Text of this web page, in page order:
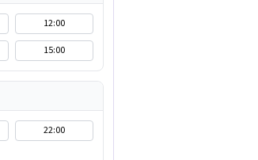
12:00
15:00
22:00